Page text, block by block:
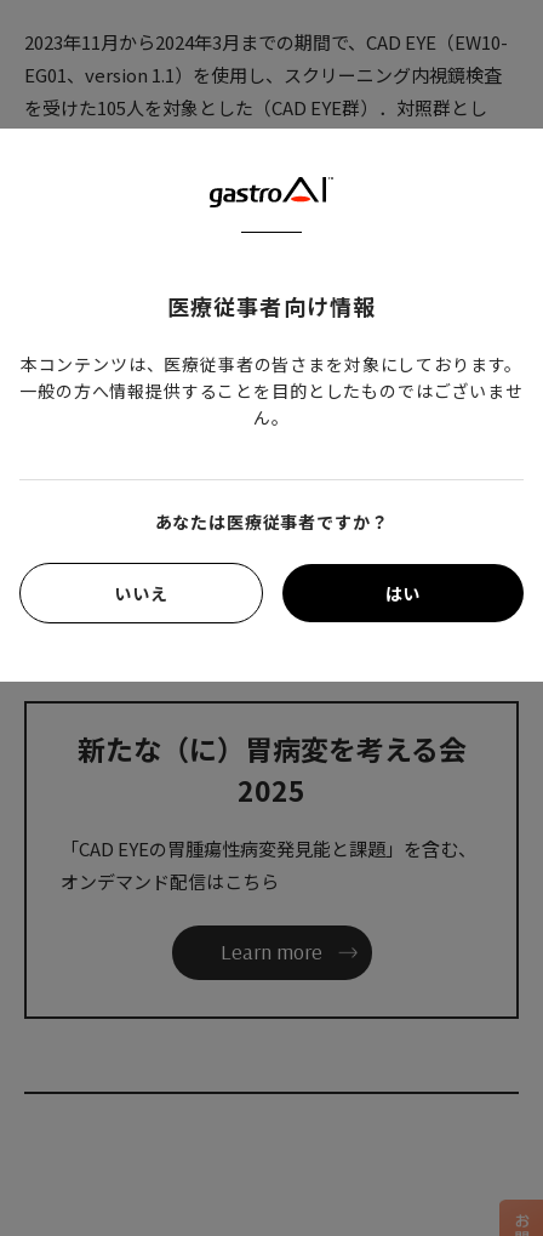
2023年11月から2024年3月までの期間で、CAD EYE（EW10-
EG01、version 1.1）を使用し、スクリーニング内視鏡検査
を受けた105人を対象とした（CAD EYE群）．対照群とし
EYEを使用せずにスクリーニング内視鏡検査を受けた105人
を選出した（対照群）． 統計的に有意ではないものの、CAD
EYE 群は対照群よりも胃癌検出率が高かった．CAD EYE は1
比較し、LCIで観察すると有意に偽陽性率が減少していた．
【発表者・共著者】
幸1，西村 日菜子1，砥堀 恭平1，坂本 洋一1，金井 良彰1，
岡田 真治1，遠藤 雄基1，赤澤 貴子1，山内 徳人1，村松 哲
1.明石市立市民病院2.京都府立医科大学
新たな（に）胃病変を考える会
2025
「CAD EYEの胃腫瘍性病変発見能と課題」を含む、
オンデマンド配信はこちら
Learn more
医療従事者向け情報
本コンテンツは、医療従事者の皆さまを対象にしております。
一般の方へ情報提供することを目的としたものではございませ
ん。
あなたは医療従事者ですか？
いいえ はい